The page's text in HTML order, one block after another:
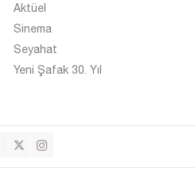
Aktüel
Sinema
Seyahat
Yeni Şafak 30. Yıl